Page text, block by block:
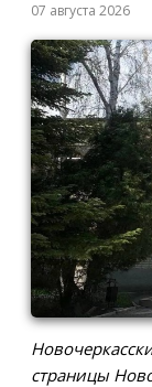
07 августа 2026
страницы